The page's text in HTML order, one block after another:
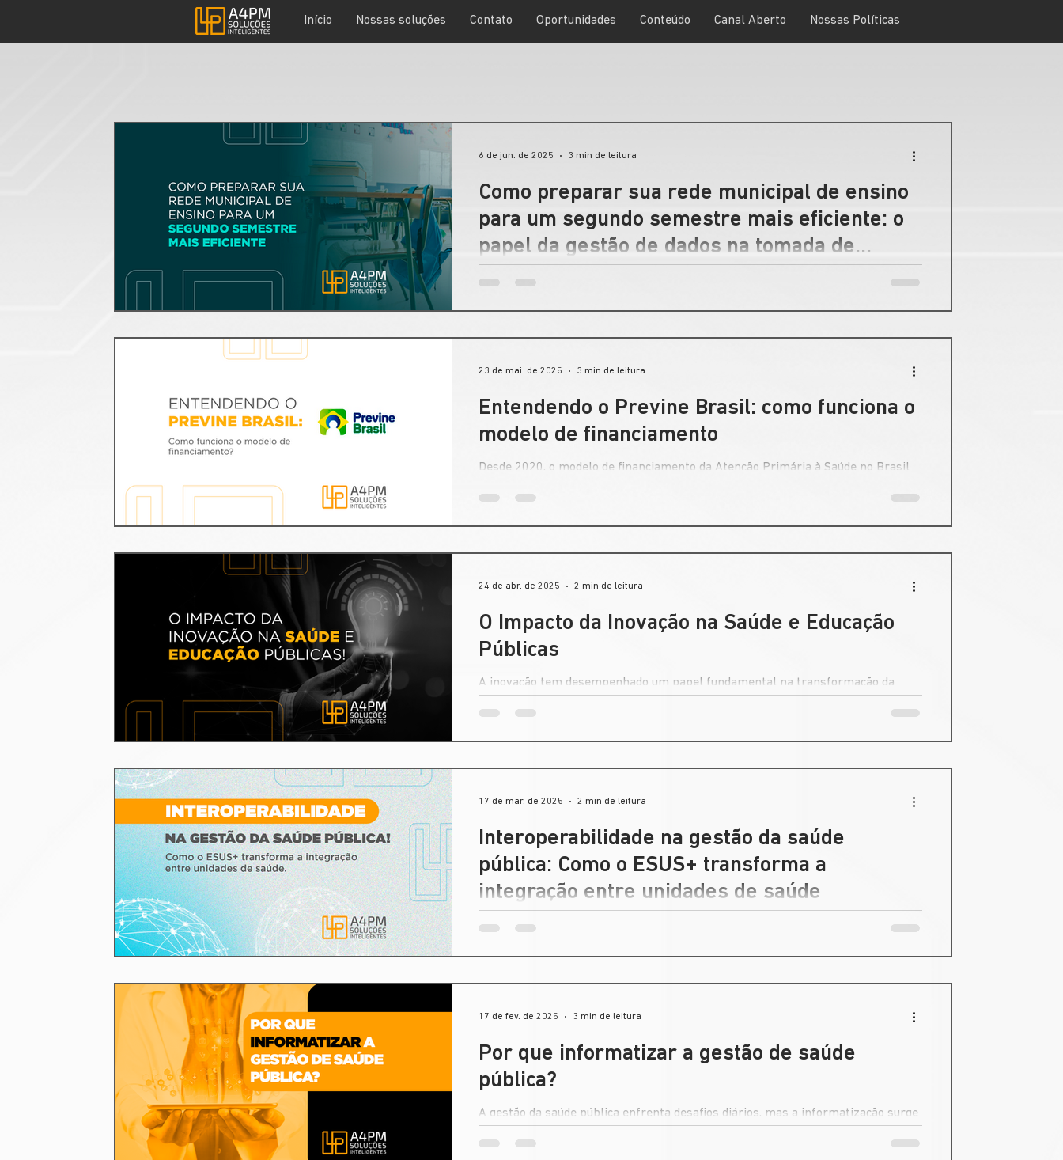
Início Nossas soluções Contato Oportunidades Conteúdo Canal Aberto Nossas Políticas
Como preparar sua rede municipal de ensino
para um segundo semestre mais eficiente: o
papel da gestão de dados na tomada de
decisões educacionais
À medida que o segundo semestre se aproxima, gestores públicos da área da
letivo. E nessa missão, os dados são aliados indispensáveis.
6 de jun. de 2025 3 min de leitura
Entendendo o Previne Brasil: como funciona o
modelo de financiamento
Desde 2020, o modelo de financiamento da Atenção Primária à Saúde no Brasil
23 de mai. de 2025 3 min de leitura
O Impacto da Inovação na Saúde e Educação
Públicas
A inovação tem desempenhado um papel fundamental na transformação da
24 de abr. de 2025 2 min de leitura
Interoperabilidade na gestão da saúde
pública: Como o ESUS+ transforma a
integração entre unidades de saúde
A gestão da saúde pública enfrenta desafios diários, especialmente no que diz
17 de mar. de 2025 2 min de leitura
Por que informatizar a gestão de saúde
pública?
A gestão da saúde pública enfrenta desafios diários, mas a informatização surge
17 de fev. de 2025 3 min de leitura